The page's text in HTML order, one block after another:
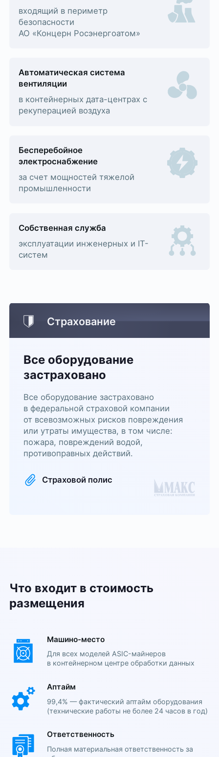
входящий в периметр
безопасности
АО «Концерн Росэнергоатом»
Автоматическая система
вентиляции
в контейнерных дата-центрах с
рекуперацией воздуха
Бесперебойное
электроснабжение
за счет мощностей тяжелой
промышленности
Собственная служба
эксплуатации инженерных и IT-
систем
Страхование
Все оборудование
застраховано
Все оборудование застраховано
в федеральной страховой компании
от всевозможных рисков повреждения
или утраты имущества, в том числе:
пожара, повреждений водой,
противоправных действий.
Страховой полис
Что входит в стоимость
размещения
Машино-место
Для всех моделей ASIC-майнеров
в контейнерном центре обработки данных
Аптайм
99,4% — фактический аптайм оборудования
(технические работы не более 24 часов в год)
Ответственность
Полная материальная ответственность за